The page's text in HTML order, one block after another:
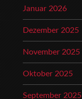
Januar 2026
Dezember 2025
November 2025
Oktober 2025
September 2025